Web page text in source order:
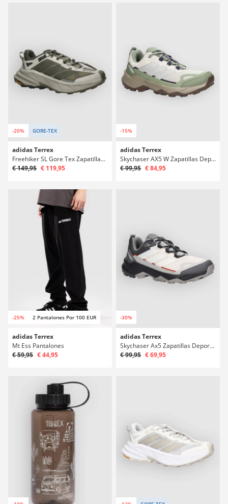
-20% GORE-TEX
adidas Terrex
Freehiker SL Gore Tex Zapatillas Deportivas
€ 149,95 € 119,95
-15%
adidas Terrex
Skychaser AX5 W Zapatillas Deportivas
€ 99,95 € 84,95
-25% 2 Pantalones Por 100 EUR
adidas Terrex
Mt Ess Pantalones
€ 59,95 € 44,95
-30%
adidas Terrex
Skychaser Ax5 Zapatillas Deportivas
€ 99,95 € 69,95